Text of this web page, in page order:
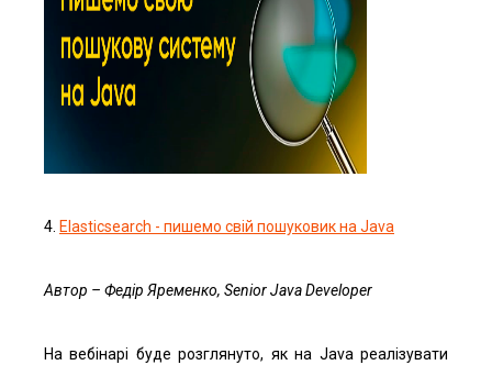
4. Elasticsearch - пишемо свій пошуковик на Java
Автор – Федір Яременко, Senior Java Developer
На вебінарі буде розглянуто, як на Java реалізувати